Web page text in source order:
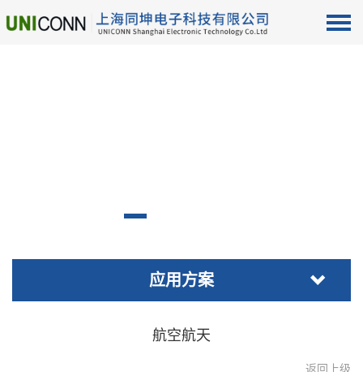
应用方案
航空航天
返回上级